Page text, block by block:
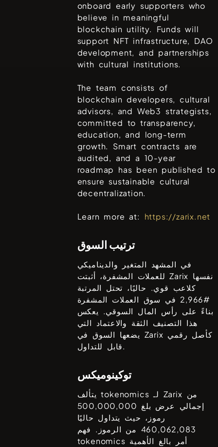
onboard early supporters who
believe in meaningful
blockchain utility. Funds will
support NFT infrastructure, DAO
development, and partnerships
with cultural institutions.
The team consists of
blockchain developers, cultural
advisors, and Web3 strategists,
committed to transparency,
education, and long-term
growth. Smart contracts are
audited, and a 10-year
roadmap has been published to
ensure sustainable cultural
decentralization.
Learn more at: https://zarix.net
ترتيب السوق
في المشهد المتغير والديناميكي
للعملات المشفرة، أثبتتZarix
كلاعب قوي. حاليًا، تحتل المرتبة
#
2,966 في سوق العملات المشفرة
بناءً على رأس المال السوقي. يعكس
هذا التصنيف الثقة والاعتماد التي
Zarix
قابل للتداول.
توكينوميكس
Zarix
إجمالي عرض بلغ 500,000,000
رموز، حيث يتداول حاليًا
460,062,083 من الرموز. فهم
tokenomics أمر بالغ الأهمية